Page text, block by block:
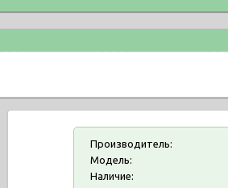
Производитель:
Модель:
Наличие: